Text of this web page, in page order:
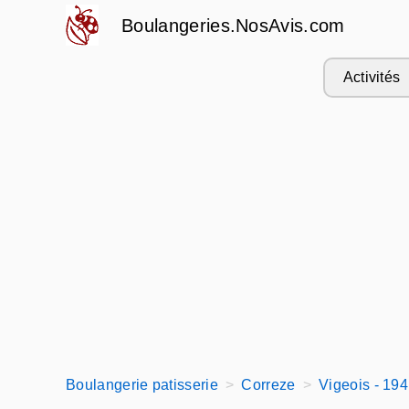
Boulangeries.NosAvis.com
Activités
Boulangerie patisserie Correze Vigeois -